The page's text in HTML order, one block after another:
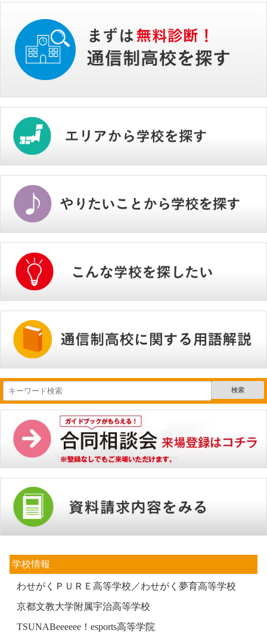
検索
学校情報
わせがくＰＵＲＥ高等学校／わせがく夢育高等学校
京都文教大学附属宇治高等学校
TSUNABeeeeee！esports高等学院